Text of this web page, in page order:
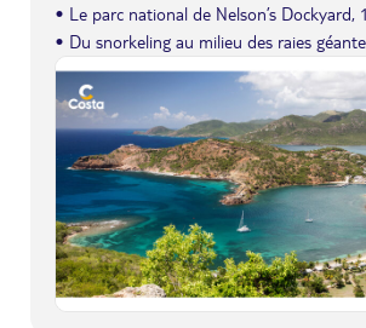
• Le parc national de Nelson’s
• Du snorkeling au milieu des raies